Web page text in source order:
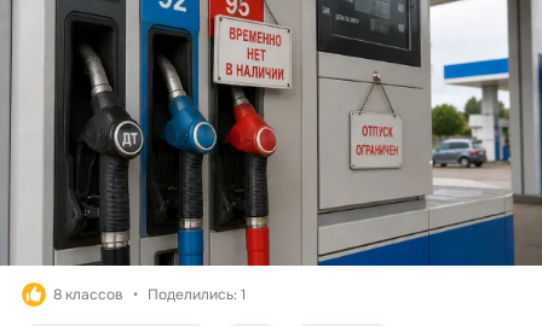
8 классов Поделились: 1